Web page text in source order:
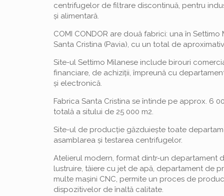
centrifugelor de filtrare discontinuă, pentru
și alimentară.
COMI CONDOR are două fabrici: una în Settimo
Santa Cristina (Pavia), cu un total de
Site-ul Settimo Milanese include birouri
financiare, de achiziții, împreună cu
și electronică.
Fabrica Santa Cristina se întinde pe approx. 6
totală a sitului de 25 000 m2.
Site-ul de producție găzduiește toate
asamblarea și testarea centrifugelor.
Atelierul modern, format dintr-un departament
lustruire, tăiere cu jet de apă, departament de
multe mașini CNC, permite un proces de
dispozitivelor de înaltă calitate.